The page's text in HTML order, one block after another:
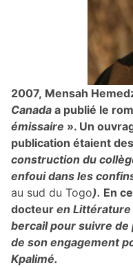
2007, Mensah
Canada a publié le
émissaire ». Un
publication étaient
construction du
enfoui dans les
au sud du Togo). En
docteur en
bercail pour suivre de
de son engagement
Kpalimé.